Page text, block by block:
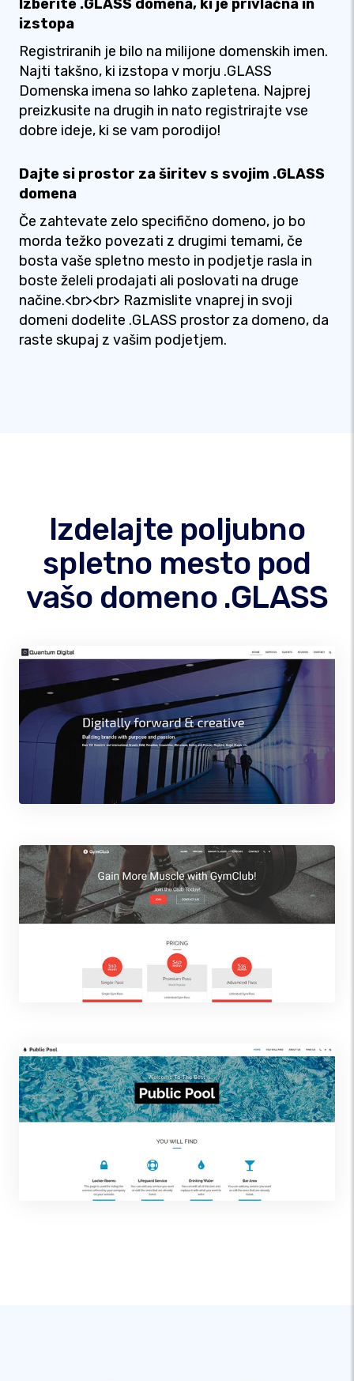
Izberite .GLASS domena, ki je privlačna in
izstopa
Registriranih je bilo na milijone domenskih imen.
Najti takšno, ki izstopa v morju .GLASS
Domenska imena so lahko zapletena. Najprej
preizkusite na drugih in nato registrirajte vse
dobre ideje, ki se vam porodijo!
Dajte si prostor za širitev s svojim .GLASS
domena
Če zahtevate zelo specifično domeno, jo bo
morda težko povezati z drugimi temami, če
bosta vaše spletno mesto in podjetje rasla in
boste želeli prodajati ali poslovati na druge
načine.<br><br> Razmislite vnaprej in svoji
domeni dodelite .GLASS prostor za domeno, da
raste skupaj z vašim podjetjem.
Izdelajte poljubno
spletno mesto pod
vašo domeno .GLASS